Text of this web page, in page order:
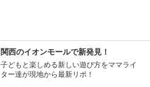
関西のイオンモールで新発見！
子どもと楽しめる新しい遊び方をママライ
ター達が現地から最新リポ！